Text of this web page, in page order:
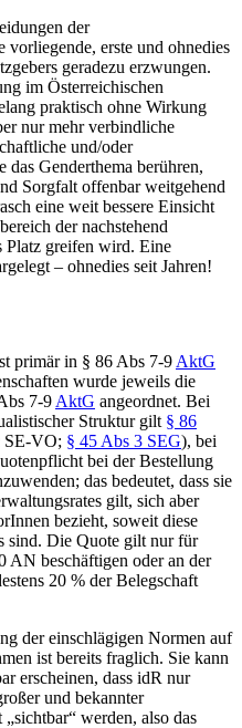
der
vorliegende, erste und ohnedies
geradezu erzwungen.
im Österreichischen
praktisch ohne Wirkung
nur mehr verbindliche
und/oder
das Genderthema berühren,
Sorgfalt offenbar weitgehend
eine weit bessere Einsicht
der nachstehend
Platz greifen wird. Eine
– ohnedies seit Jahren!
primär in § 86 Abs 7-9 AktG
wurde jeweils die
7-9 AktG angeordnet. Bei
Struktur gilt § 86
SE-VO; § 45 Abs 3 SEG), bei
bei der Bestellung
das bedeutet, dass sie
gilt, sich aber
bezieht, soweit diese
sind. Die Quote gilt nur für
AN beschäftigen oder an der
20 % der Belegschaft
der einschlägigen Normen auf
ist bereits fraglich. Sie kann
erscheinen, dass idR nur
und bekannter
werden, also das